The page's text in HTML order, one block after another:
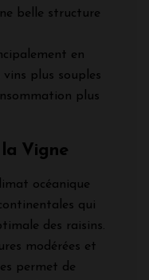
belle structure
en
plus souples
plus
Vigne
océanique
qui
des raisins.
modérées et
permet de